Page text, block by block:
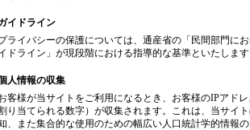
イドライン
ライバシーの保護については、通産省の「民間部門に
ドライン」が現段階における指導的な基準といたします
人情報の収集
客様が当サイトをご利用になるとき、お客様のIPアド
り当てられる数字）が収集されます。これは、当サイ
、また集合的な使用のための幅広い人口統計学的情報